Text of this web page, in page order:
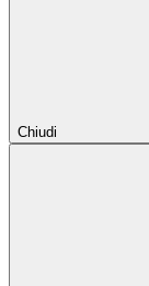
Chiudi